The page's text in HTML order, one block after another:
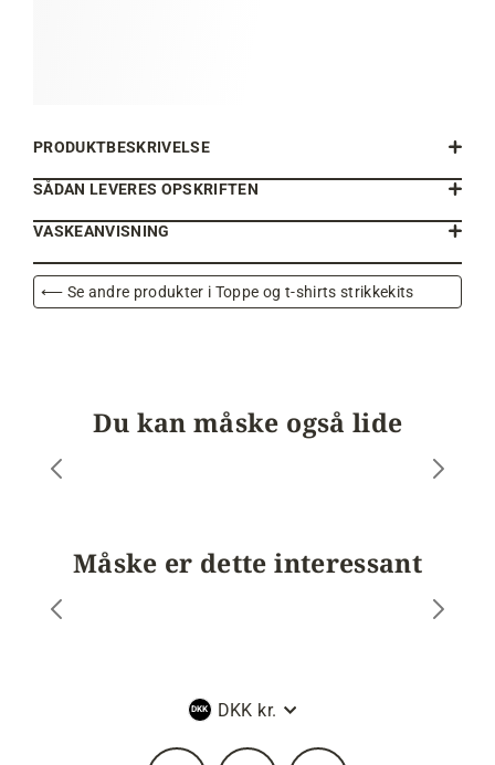
PRODUKTBESKRIVELSE
SÅDAN LEVERES OPSKRIFTEN
VASKEANVISNING
⟵ Se andre produkter i Toppe og t-shirts strikkekits
Du kan måske også lide
Måske er dette interessant
Valuta
DKK kr.